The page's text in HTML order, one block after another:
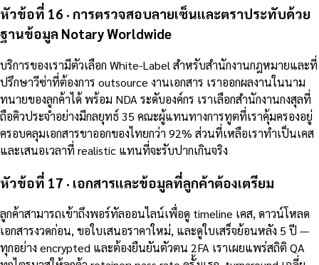
หัวข้อที่ 16 · การตรวจสอบลายเซ็นและตราประทับด้วย
ฐานข้อมูล Notary Worldwide
บริการของเรามีตัวเลือก White-Label สำหรับสำนักงานกฎหมายและที่
ปรึกษาวีซ่าที่ต้องการ outsource งานเอกสาร เราออกผลงานในนาม
ทนายของลูกค้าได้ พร้อม NDA ระดับองค์กร เราเลือกสำนักงานกงสุลที่
ถือคิวประจำอย่างมีกลยุทธ์ 35 คณะผู้แทนทางการทูตที่เราคุ้มครองอยู่
ครอบคลุมเอกสารขาออกของไทยกว่า 92% ส่วนที่เหลือเราทำเป็นเคส
และเสนอเวลาที่ realistic แทนที่จะรับปากเกินจริง
หัวข้อที่ 17 · เอกสารและข้อมูลที่ลูกค้าต้องเตรียม
ลูกค้าสามารถเข้าถึงพอร์ทัลออนไลน์เพื่อดู timeline เคส, ดาวน์โหลด
เอกสารงวดก่อน, ขอใบเสนอราคาใหม่, และดูใบเสร็จย้อนหลัง 5 ปี —
ทุกอย่าง encrypted และต้องยืนยันตัวตน 2FA เราเผยแพร่สถิติ QA